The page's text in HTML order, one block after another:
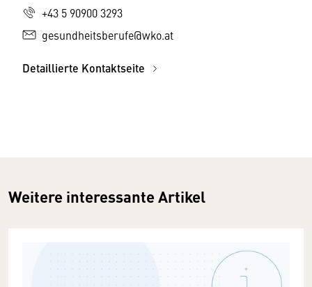
+43 5 90900 3293
gesundheitsberufe@wko.at
Detaillierte Kontaktseite
Weitere interessante Artikel